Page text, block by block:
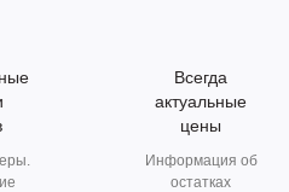
Всегда
актуальные
цены
Информация об
остатках